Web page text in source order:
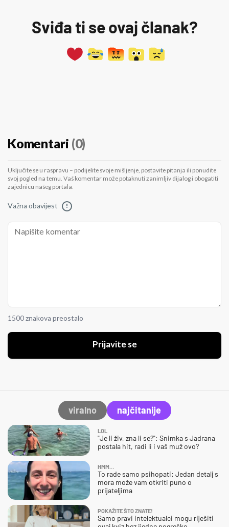
Sviđa ti se ovaj članak?
Komentari (0)
Uključite se u raspravu – podijelite svoje mišljenje, postavite pitanja ili ponudite
svoj pogled na temu. Vaš komentar može potaknuti zanimljiv dijalog i obogatiti
zajednicu našeg portala.
Važna obavijest !
1500 znakova preostalo
Prijavite se
viralno najčitanije
LOL
"Je li živ, zna li se?": Snimka s Jadrana
postala hit, radi li i vaš muž ovo?
HMM…
To rade samo psihopati: Jedan detalj s
mora može vam otkriti puno o
prijateljima
POKAŽITE ŠTO ZNATE!
Samo pravi intelektualci mogu riješiti